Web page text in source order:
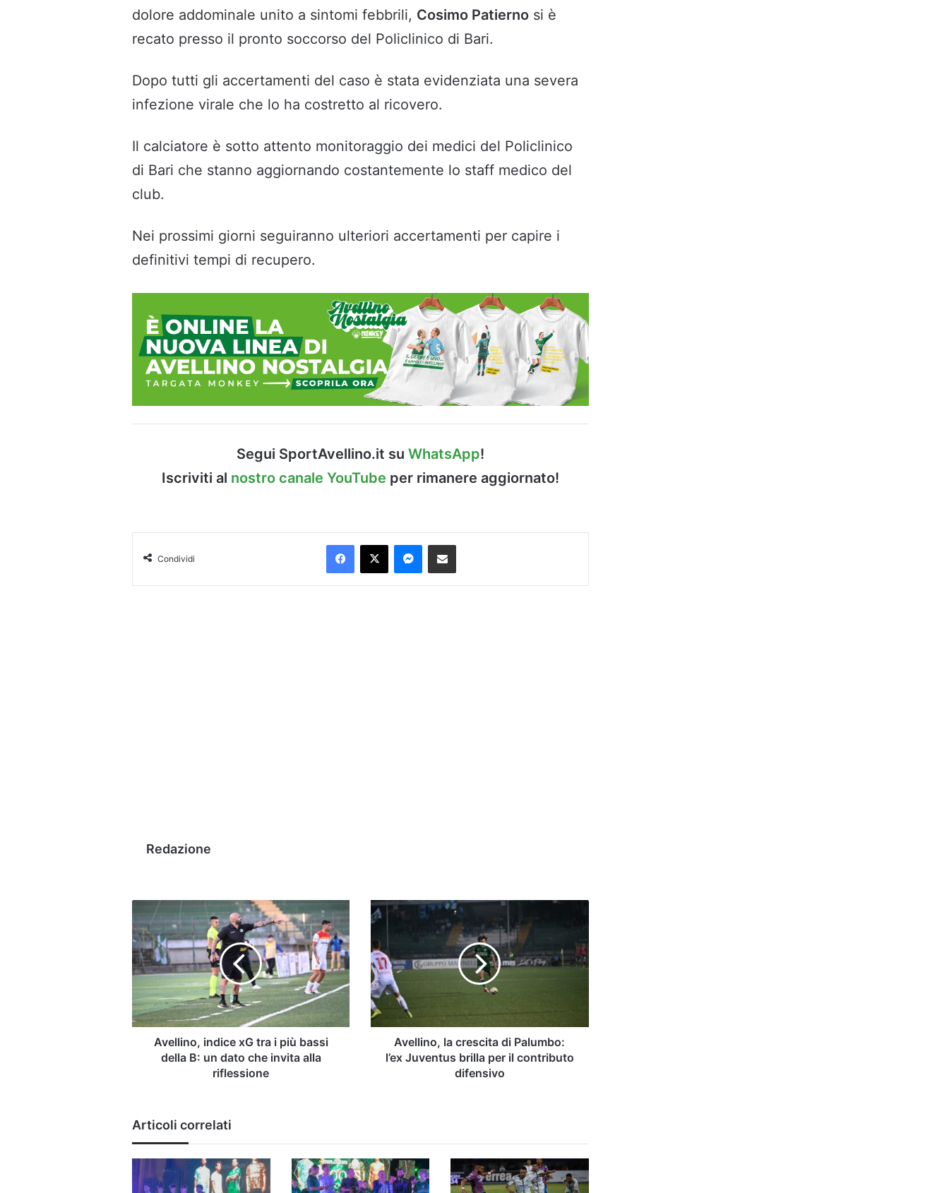
dolore addominale unito a sintomi febbrili, Cosimo Patierno si è
recato presso il pronto soccorso del Policlinico di Bari.
Dopo tutti gli accertamenti del caso è stata evidenziata una severa
infezione virale che lo ha costretto al ricovero.
Il calciatore è sotto attento monitoraggio dei medici del Policlinico
di Bari che stanno aggiornando costantemente lo staff medico del
club.
Nei prossimi giorni seguiranno ulteriori accertamenti per capire i
definitivi tempi di recupero.
Segui SportAvellino.it su WhatsApp!
Iscriviti al nostro canale YouTube per rimanere aggiornato!
Condividi
Facebook
X Messenger
Condividi via Email
Redazione
Avellino,
indice
xG
tra
i
bassi
della
B:
Avellino, indice xG tra i più bassi
della B: un dato che invita alla
riflessione
Avellino,
la
crescita
di
Palumbo:
l’ex
Juventus
brilla
per
contributo
Avellino, la crescita di Palumbo:
l’ex Juventus brilla per il contributo
difensivo
Articoli correlati